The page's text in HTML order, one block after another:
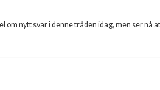
om nytt svar i denne tråden idag, men ser nå